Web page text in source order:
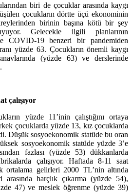
biri de çocuklar arasında kaygı
çocukların dörtte üçü ekonominin
birinin başına kötü bir şey
Gelecekle ilgili planlarının
COVID-19 benzeri bir pandemiden
yüzde 63. Çocukların önemli kaygı
(yüzde 63) ve derslerinde
çalışıyor
yüzde 11’inin çalıştığını ortaya
çocuklarda yüzde 13, kız çocuklarda
Düşük sosyoekonomik statüde bu oran
sosyoekonomik statüde yüzde 3’e
fazlası (yüzde 53) dükkanlarda
çalışıyor. Haftada 8-11 saat
ortalama gelirleri 2000 TL’nin altında
arasında harçlık çıkarma (yüzde 54),
47) ve meslek öğrenme (yüzde 39)